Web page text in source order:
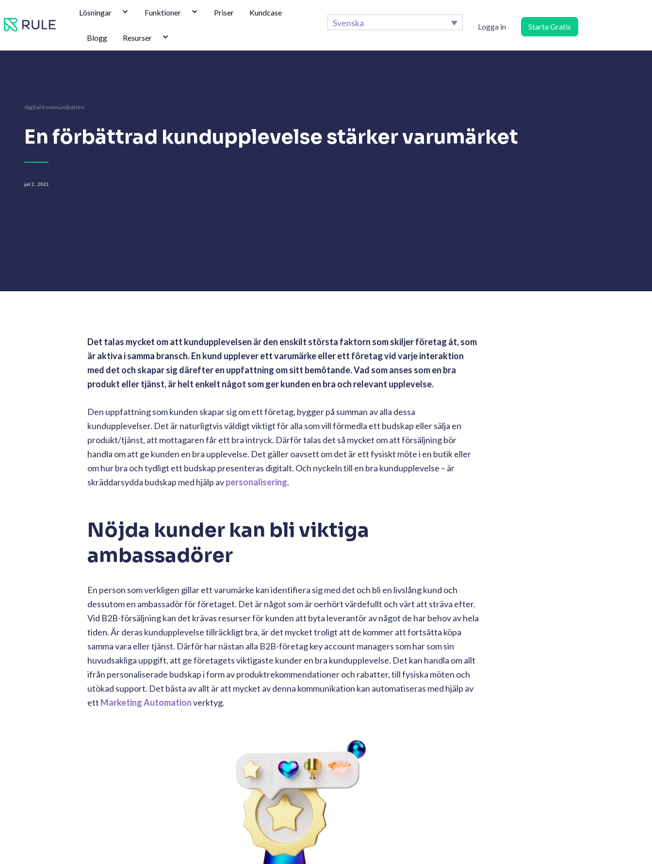
till
innehåll
Lösningar Funktioner Priser Kundcase
Blogg Resurser
Svenska Logga in Starta Gratis
digital kommunikation
En förbättrad kundupplevelse stärker varumärket
juli 2, 2021
Det talas mycket om att kundupplevelsen är den enskilt största faktorn som skiljer företag åt, som
är aktiva i samma bransch. En kund upplever ett varumärke eller ett företag vid varje interaktion
med det och skapar sig därefter en uppfattning om sitt bemötande. Vad som anses som en bra
produkt eller tjänst, är helt enkelt något som ger kunden en bra och relevant upplevelse.
Den uppfattning som kunden skapar sig om ett företag, bygger på summan av alla dessa
kundupplevelser. Det är naturligtvis väldigt viktigt för alla som vill förmedla ett budskap eller sälja en
produkt/tjänst, att mottagaren får ett bra intryck. Därför talas det så mycket om att försäljning bör
handla om att ge kunden en bra upplevelse. Det gäller oavsett om det är ett fysiskt möte i en butik eller
om hur bra och tydligt ett budskap presenteras digitalt. Och nyckeln till en bra kundupplevelse – är
skräddarsydda budskap med hjälp avpersonalisering.
Nöjda kunder kan bli viktiga
ambassadörer
En person som verkligen gillar ett varumärke kan identifiera sig med det och bli en livslång kund och
dessutom en ambassadör för företaget. Det är något som är oerhört värdefullt och värt att sträva efter.
Vid B2B-försäljning kan det krävas resurser för kunden att byta leverantör av något de har behov av hela
tiden. Är deras kundupplevelse tillräckligt bra, är det mycket troligt att de kommer att fortsätta köpa
samma vara eller tjänst. Därför har nästan alla B2B-företag key account managers som har som sin
huvudsakliga uppgift, att ge företagets viktigaste kunder en bra kundupplevelse. Det kan handla om allt
ifrån personaliserade budskap i form av produktrekommendationer och rabatter, till fysiska möten och
utökad support. Det bästa av allt är att mycket av denna kommunikation kan automatiseras med hjälp av
ett Marketing Automationverktyg.